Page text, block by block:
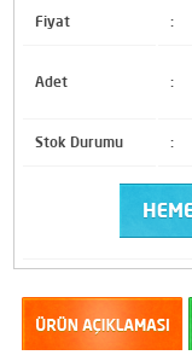
Fiyat :
Adet :
Stok Durumu :